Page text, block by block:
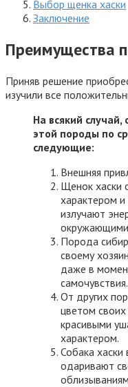
Выбор щенка хаски
Заключение
Преимущества
Приняв решение
изучили все
На всякий
этой породы по
следующие:
Внешняя
Щенок хаски
характером
излучают
Порода
своему
даже в
самочувствия.
От других
цветом
красивыми
характером.
Собака хаски
одаривают